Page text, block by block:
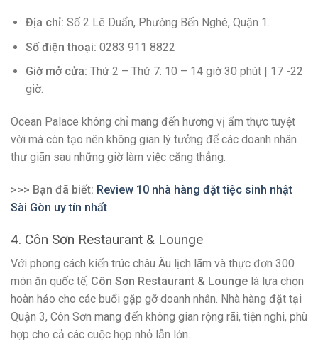
Địa chỉ: Số 2 Lê Duẩn, Phường Bến Nghé, Quận 1.
Số điện thoại: 0283 911 8822
Giờ mở cửa: Thứ 2 – Thứ 7: 10 – 14 giờ 30 phút | 17 -22
giờ.
Ocean Palace không chỉ mang đến hương vị ẩm thực tuyệt
vời mà còn tạo nên không gian lý tưởng để các doanh nhân
thư giãn sau những giờ làm việc căng thẳng.
>>> Bạn đã biết: Review 10 nhà hàng đặt tiệc sinh nhật
Sài Gòn uy tín nhất
4. Côn Sơn Restaurant & Lounge
Với phong cách kiến trúc châu Âu lịch lãm và thực đơn 300
món ăn quốc tế, Côn Sơn Restaurant & Lounge là lựa chọn
hoàn hảo cho các buổi gặp gỡ doanh nhân. Nhà hàng đặt tại
Quận 3, Côn Sơn mang đến không gian rộng rãi, tiện nghi, phù
hợp cho cả các cuộc họp nhỏ lẫn lớn.